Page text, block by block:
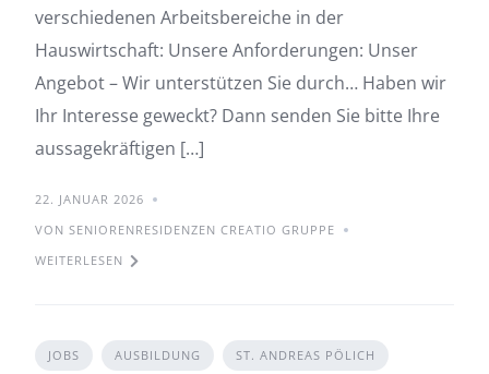
verschiedenen Arbeitsbereiche in der
Hauswirtschaft: Unsere Anforderungen: Unser
Angebot – Wir unterstützen Sie durch… Haben wir
Ihr Interesse geweckt? Dann senden Sie bitte Ihre
aussagekräftigen […]
22. JANUAR 2026
VON SENIORENRESIDENZEN CREATIO GRUPPE
WEITERLESEN
JOBS AUSBILDUNG ST. ANDREAS PÖLICH